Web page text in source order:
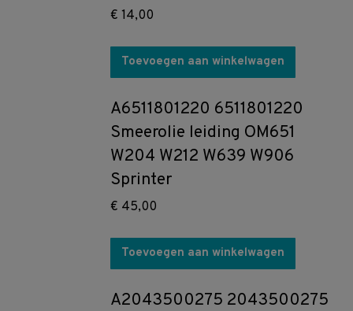
€ 14,00
Toevoegen aan winkelwagen
A6511801220 6511801220
Smeerolie leiding OM651
W204 W212 W639 W906
Sprinter
€ 45,00
Toevoegen aan winkelwagen
A2043500275 2043500275